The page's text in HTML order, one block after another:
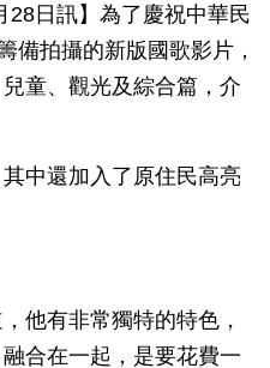
28日訊】為了慶祝中華民
備拍攝的新版國歌影片，
童、觀光及綜合篇，介
中還加入了原住民高亮
他有非常獨特的特色，
合在一起，是要花費一